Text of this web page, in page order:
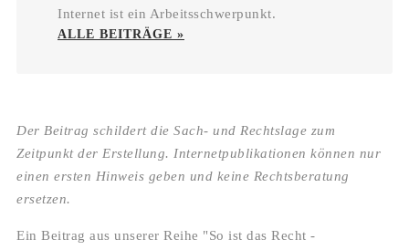
Internet ist ein Arbeitsschwerpunkt.
ALLE BEITRÄGE »
Der Beitrag schildert die Sach- und Rechtslage zum
Zeitpunkt der Erstellung. Internetpublikationen können nur
einen ersten Hinweis geben und keine Rechtsberatung
ersetzen.
Ein Beitrag aus unserer Reihe "So ist das Recht -